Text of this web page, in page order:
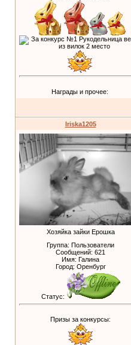
Награды и прочее:
Iriska1205
Хозяйка зайки Ерошка
Группа: Пользователи
Сообщений: 621
Имя: Галина
Город: Оренбург
Статус:
Призы за конкурсы: